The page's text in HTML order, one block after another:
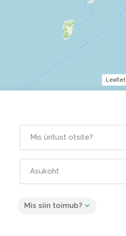
Mis siin toimub?
Leaflet